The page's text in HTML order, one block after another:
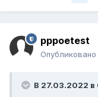
pppoetest
Опубликовано
В 27.03.2022 в